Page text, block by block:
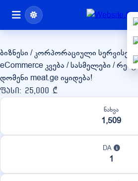
meat.ge
ბიზნესი / კორპორაციული სერვისები
eCommerce კვება / სასმელები /
დომენი meat.ge იყიდება!
ფასი: 25,000 ₾
ნახვა
1,509
DA
1